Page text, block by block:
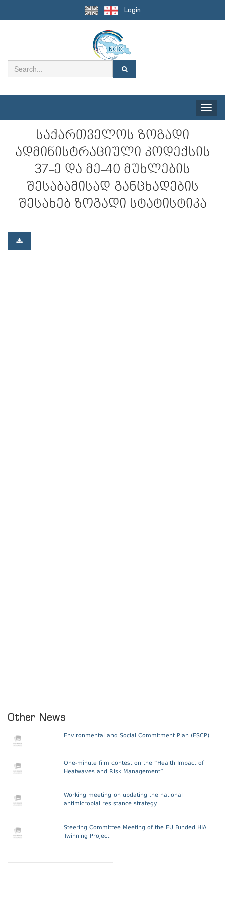
Login
Toggle
საქართველოს ზოგადი
ადმინისტრაციული კოდექსის
37-ე და მე-40 მუხლების
შესაბამისად განცხადების
შესახებ ზოგადი სტატისტიკა
Other News
Environmental and Social Commitment Plan (ESCP)
One-minute film contest on the “Health Impact of
Heatwaves and Risk Management”
Working meeting on updating the national
antimicrobial resistance strategy
Steering Committee Meeting of the EU Funded HIA
Twinning Project